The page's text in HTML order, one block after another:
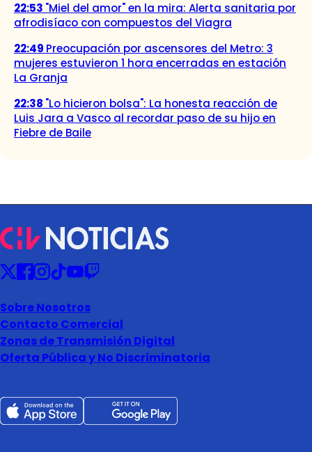
22:53 "Miel del amor" en la mira: Alerta sanitaria por
afrodisíaco con compuestos del Viagra
22:49 Preocupación por ascensores del Metro: 3
mujeres estuvieron 1 hora encerradas en estación
La Granja
22:38 "Lo hicieron bolsa": La honesta reacción de
Luis Jara a Vasco al recordar paso de su hijo en
Fiebre de Baile
Sobre Nosotros
Contacto Comercial
Zonas de Transmisión Digital
Oferta Pública y No Discriminatoria